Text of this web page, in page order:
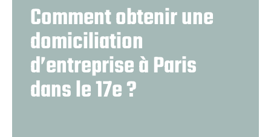
Comment obtenir une
domiciliation
d’entreprise à Paris
dans le 17e ?